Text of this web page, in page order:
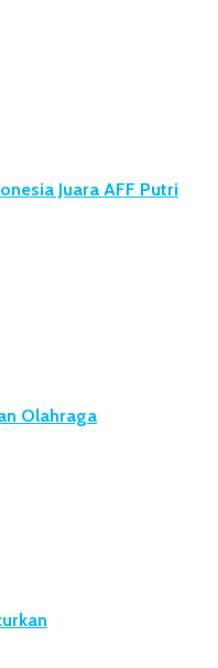
Juara AFF Putri
Olahraga